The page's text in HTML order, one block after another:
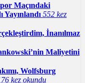
Maçındaki
Yayınlandı 552 kez
İnanılmaz
Maliyetini
Wolfsburg
kez okundu